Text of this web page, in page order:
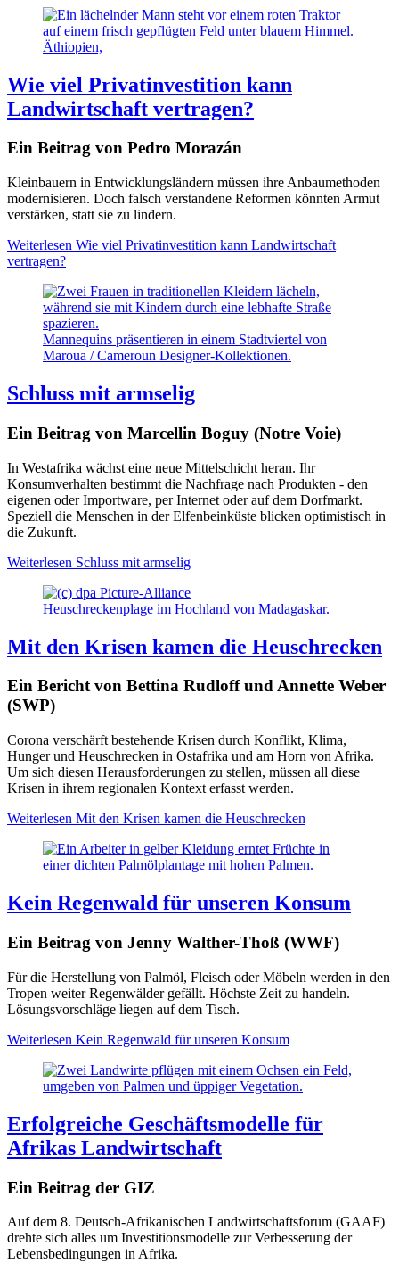
Äthiopien,
Wie viel Privatinvestition kann
Landwirtschaft vertragen?
Ein Beitrag von Pedro Morazán
Kleinbauern in Entwicklungsländern müssen ihre Anbaumethoden
modernisieren. Doch falsch verstandene Reformen könnten Armut
verstärken, statt sie zu lindern.
Weiterlesen Wie viel Privatinvestition kann Landwirtschaft
vertragen?
Mannequins präsentieren in einem Stadtviertel von
Maroua / Cameroun Designer-Kollektionen.
Schluss mit armselig
Ein Beitrag von Marcellin Boguy (Notre Voie)
In Westafrika wächst eine neue Mittelschicht heran. Ihr
Konsumverhalten bestimmt die Nachfrage nach Produkten - den
eigenen oder Importware, per Internet oder auf dem Dorfmarkt.
Speziell die Menschen in der Elfenbeinküste blicken optimistisch in
die Zukunft.
Weiterlesen Schluss mit armselig
Heuschreckenplage im Hochland von Madagaskar.
Mit den Krisen kamen die Heuschrecken
Ein Bericht von Bettina Rudloff und Annette Weber
(SWP)
Corona verschärft bestehende Krisen durch Konflikt, Klima,
Hunger und Heuschrecken in Ostafrika und am Horn von Afrika.
Um sich diesen Herausforderungen zu stellen, müssen all diese
Krisen in ihrem regionalen Kontext erfasst werden.
Weiterlesen Mit den Krisen kamen die Heuschrecken
Kein Regenwald für unseren Konsum
Ein Beitrag von Jenny Walther-Thoß (WWF)
Für die Herstellung von Palmöl, Fleisch oder Möbeln werden in den
Tropen weiter Regenwälder gefällt. Höchste Zeit zu handeln.
Lösungsvorschläge liegen auf dem Tisch.
Weiterlesen Kein Regenwald für unseren Konsum
Erfolgreiche Geschäftsmodelle für
Afrikas Landwirtschaft
Ein Beitrag der GIZ
Auf dem 8. Deutsch-Afrikanischen Landwirtschaftsforum (GAAF)
drehte sich alles um Investitionsmodelle zur Verbesserung der
Lebensbedingungen in Afrika.